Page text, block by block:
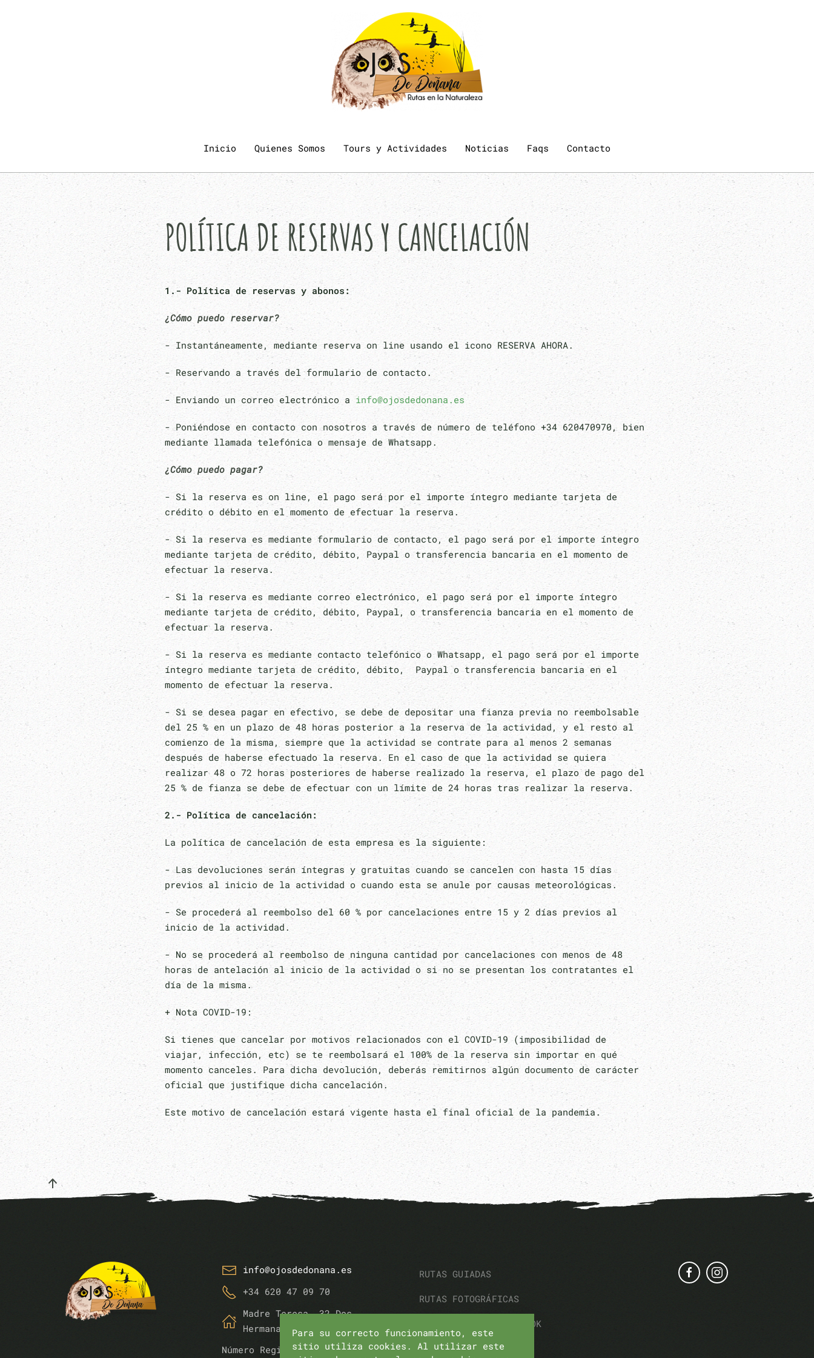
Inicio Quienes Somos Tours y Actividades Noticias Faqs Contacto
POLÍTICA DE RESERVAS Y CANCELACIÓN
1.- Política de reservas y abonos:
¿Cómo puedo reservar?
- Instantáneamente, mediante reserva on line usando el icono RESERVA AHORA.
- Reservando a través del formulario de contacto.
- Enviando un correo electrónico a info@ojosdedonana.es
- Poniéndose en contacto con nosotros a través de número de teléfono +34 620470970, bien
mediante llamada telefónica o mensaje de Whatsapp.
¿Cómo puedo pagar?
- Si la reserva es on line, el pago será por el importe íntegro mediante tarjeta de
crédito o débito en el momento de efectuar la reserva.
- Si la reserva es mediante formulario de contacto, el pago será por el importe íntegro
mediante tarjeta de crédito, débito, Paypal o transferencia bancaria en el momento de
efectuar la reserva.
- Si la reserva es mediante correo electrónico, el pago será por el importe íntegro
mediante tarjeta de crédito, débito, Paypal, o transferencia bancaria en el momento de
efectuar la reserva.
- Si la reserva es mediante contacto telefónico o Whatsapp, el pago será por el importe
íntegro mediante tarjeta de crédito, débito, Paypal o transferencia bancaria en el
momento de efectuar la reserva.
- Si se desea pagar en efectivo, se debe de depositar una fianza previa no reembolsable
del 25 % en un plazo de 48 horas posterior a la reserva de la actividad, y el resto al
comienzo de la misma, siempre que la actividad se contrate para al menos 2 semanas
después de haberse efectuado la reserva. En el caso de que la actividad se quiera
realizar 48 o 72 horas posteriores de haberse realizado la reserva, el plazo de pago del
25 % de fianza se debe de efectuar con un límite de 24 horas tras realizar la reserva.
2.- Política de cancelación:
La política de cancelación de esta empresa es la siguiente:
- Las devoluciones serán íntegras y gratuitas cuando se cancelen con hasta 15 días
previos al inicio de la actividad o cuando esta se anule por causas meteorológicas.
- Se procederá al reembolso del 60 % por cancelaciones entre 15 y 2 días previos al
inicio de la actividad.
- No se procederá al reembolso de ninguna cantidad por cancelaciones con menos de 48
horas de antelación al inicio de la actividad o si no se presentan los contratantes el
día de la misma.
+ Nota COVID-19:
Si tienes que cancelar por motivos relacionados con el COVID-19 (imposibilidad de
viajar, infección, etc) se te reembolsará el 100% de la reserva sin importar en qué
momento canceles. Para dicha devolución, deberás remitirnos algún documento de carácter
oficial que justifique dicha cancelación.
Este motivo de cancelación estará vigente hasta el final oficial de la pandemia.
info@ojosdedonana.es
+34 620 47 09 70
Madre Teresa, 32 Dos
Hermanas (Sevilla)
Número Registro Turismo
RUTAS GUIADAS
RUTAS FOTOGRÁFICAS
RUTA FAMILIAR CON BOOK
RUTAS SENDERISMO
Para su correcto funcionamiento, este
sitio utiliza cookies. Al utilizar este